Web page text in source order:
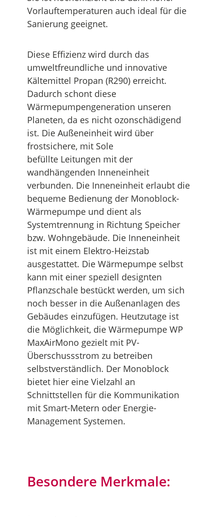
Vorlauftemperaturen auch ideal für die
Sanierung geeignet.
Diese Effizienz wird durch das
umweltfreundliche und innovative
Kältemittel Propan (R290) erreicht.
Dadurch schont diese
Wärmepumpengeneration unseren
Planeten, da es nicht ozonschädigend
ist. Die Außeneinheit wird über
frostsichere, mit Sole
befüllte Leitungen mit der
wandhängenden Inneneinheit
verbunden. Die Inneneinheit erlaubt die
bequeme Bedienung der Monoblock-
Wärmepumpe und dient als
Systemtrennung in Richtung Speicher
bzw. Wohngebäude. Die Inneneinheit
ist mit einem Elektro-Heizstab
ausgestattet. Die Wärmepumpe selbst
kann mit einer speziell designten
Pflanzschale bestückt werden, um sich
noch besser in die Außenanlagen des
Gebäudes einzufügen. Heutzutage ist
die Möglichkeit, die Wärmepumpe WP
MaxAirMono gezielt mit PV-
Überschussstrom zu betreiben
selbstverständlich. Der Monoblock
bietet hier eine Vielzahl an
Schnittstellen für die Kommunikation
mit Smart-Metern oder Energie-
Management Systemen.
Besondere Merkmale: